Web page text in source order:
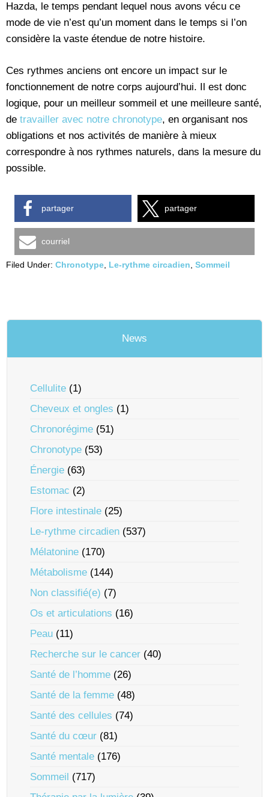
Hazda, le temps pendant lequel nous avons vécu ce
mode de vie n’est qu’un moment dans le temps si l’on
considère la vaste étendue de notre histoire.
Ces rythmes anciens ont encore un impact sur le
fonctionnement de notre corps aujourd’hui. Il est donc
logique, pour un meilleur sommeil et une meilleure santé,
de travailler avec notre chronotype, en organisant nos
obligations et nos activités de manière à mieux
correspondre à nos rythmes naturels, dans la mesure du
possible.
partager partager
courriel
Filed Under: Chronotype Le-rythme circadien Sommeil
News
Cellulite (1)
Cheveux et ongles (1)
Chronorégime (51)
Chronotype (53)
Énergie (63)
Estomac (2)
Flore intestinale (25)
Le-rythme circadien (537)
Mélatonine (170)
Métabolisme (144)
Non classifié(e) (7)
Os et articulations (16)
Peau (11)
Recherche sur le cancer (40)
Santé de l’homme (26)
Santé de la femme (48)
Santé des cellules (74)
Santé du cœur (81)
Santé mentale (176)
Sommeil (717)